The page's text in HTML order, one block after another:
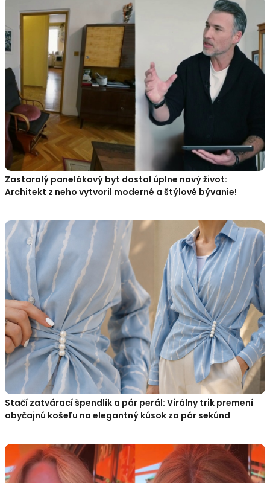
Zastaralý panelákový byt dostal úplne nový život:
Architekt z neho vytvoril moderné a štýlové bývanie!
Stačí zatvárací špendlík a pár perál: Virálny trik premení
obyčajnú košeľu na elegantný kúsok za pár sekúnd